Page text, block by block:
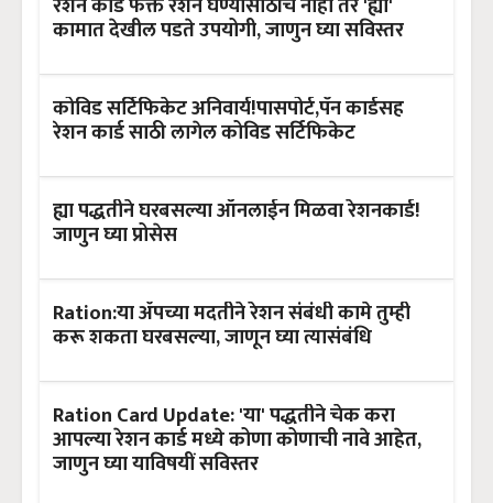
कामात देखील पडते उपयोगी, जाणुन घ्या सविस्तर
कोविड सर्टिफिकेट अनिवार्य!पासपोर्ट,पॅन कार्डसह
रेशन कार्ड साठी लागेल कोविड सर्टिफिकेट
ह्या पद्धतीने घरबसल्या ऑनलाईन मिळवा रेशनकार्ड!
जाणुन घ्या प्रोसेस
Ration:या ॲपच्या मदतीने रेशन संबंधी कामे तुम्ही
करू शकता घरबसल्या, जाणून घ्या त्यासंबंधि
Ration Card Update: 'या' पद्धतीने चेक करा
आपल्या रेशन कार्ड मध्ये कोणा कोणाची नावे आहेत,
जाणुन घ्या याविषयीं सविस्तर